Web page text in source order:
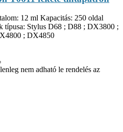
12 ml Kapacitás: 250 oldal
típusa: Stylus D68 ; D88 ; DX3800 ;
; DX4850
nem adható le rendelés az